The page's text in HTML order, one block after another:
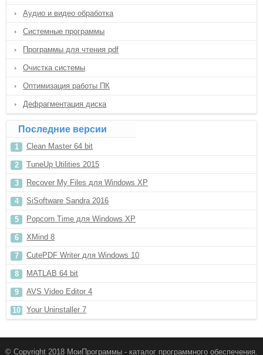
Аудио и видео обработка
Системные программы
Программы для чтения pdf
Очистка системы
Оптимизация работы ПК
Дефрагментация диска
Последние версии
Clean Master 64 bit
TuneUp Utilities 2015
Recover My Files для Windows XP
SiSoftware Sandra 2016
Popcorn Time для Windows XP
XMind 8
CutePDF Writer для Windows 10
MATLAB 64 bit
AVS Video Editor 4
Your Uninstaller 7
© Copyright 2018 МоиПрограммы - каталог программного обеспечения.